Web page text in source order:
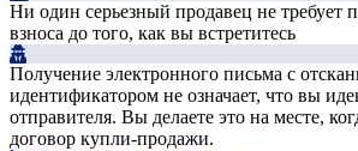
Ни один серьезный продавец не требует
взноса до того, как вы встретитесь
Получение электронного письма с
идентификатором не означает, что вы
отправителя. Вы делаете это на месте,
договор купли-продажи.